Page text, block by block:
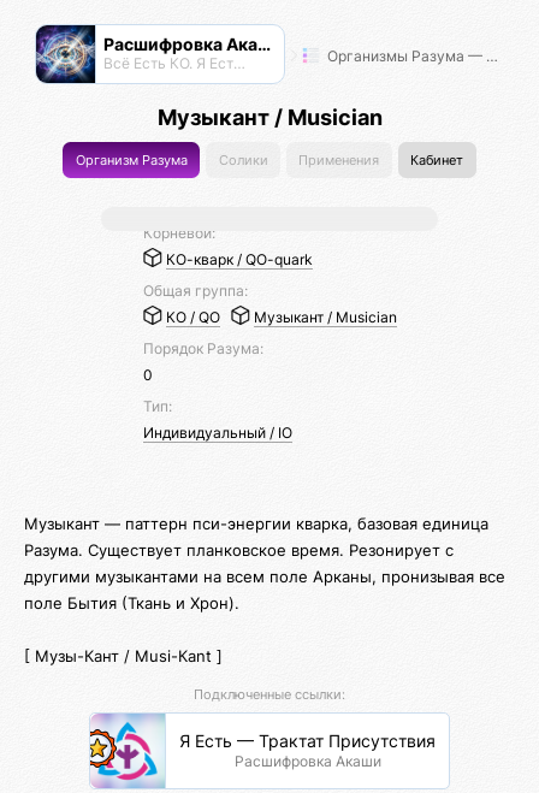
Расшифровка Акаши
Всё Есть КО. Я Есть КО. Организмы Разума — Таксономия Жизни
Музыкант / Musician
Организм Разума Солики Применения Кабинет
Корневой:
КО-кварк / QO-quark
Общая группа:
КО / QO
Музыкант / Musician
Порядок Разума:
0
Тип:
Индивидуальный / IO
Музыкант — паттерн пси-энергии кварка, базовая единица
Разума. Существует планковское время. Резонирует с
другими музыкантами на всем поле Арканы, пронизывая все
поле Бытия (Ткань и Хрон).
[ Музы-Кант / Musi-Кant ]
Подключенные ссылки:
Я Есть — Трактат Присутствия
Расшифровка Акаши